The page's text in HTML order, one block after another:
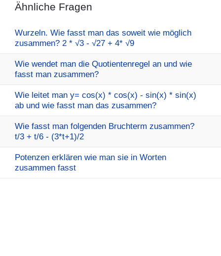
Ähnliche Fragen
Wurzeln. Wie fasst man das soweit wie möglich
zusammen? 2 * √3 - √27 + 4* √9
Wie wendet man die Quotientenregel an und wie
fasst man zusammen?
Wie leitet man y= cos(x) * cos(x) - sin(x) * sin(x)
ab und wie fasst man das zusammen?
Wie fasst man folgenden Bruchterm zusammen?
t/3 + t/6 - (3*t+1)/2
Potenzen erklären wie man sie in Worten
zusammen fasst